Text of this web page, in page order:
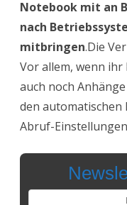
Notebook mit an
nach
mitbringen.Die
Vor allem, wenn ihr
auch noch
den automatischen
Abruf-